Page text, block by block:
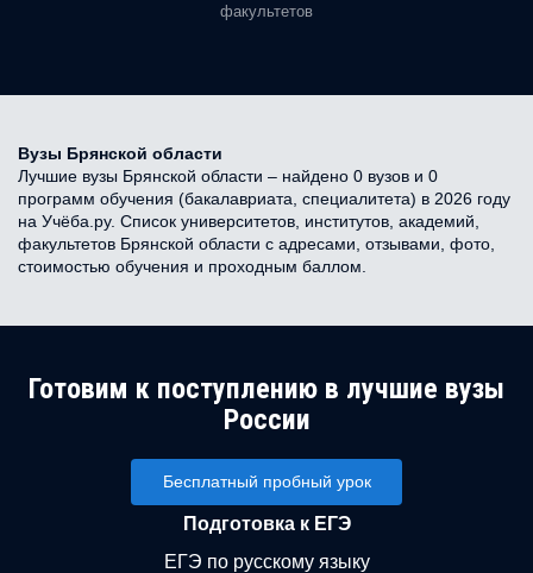
факультетов
Вузы Брянской области
Лучшие вузы Брянской области – найдено 0 вузов и 0
программ обучения (бакалавриата, специалитета) в 2026 году
на Учёба.ру. Список университетов, институтов, академий,
факультетов Брянской области с адресами, отзывами, фото,
стоимостью обучения и проходным баллом.
Готовим к поступлению в лучшие вузы
России
Бесплатный пробный урок
Подготовка к ЕГЭ
ЕГЭ по русскому языку